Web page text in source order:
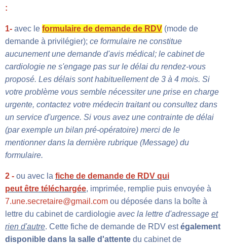
:
1- avec le formulaire de demande de RDV (mode de
demande à privilégier); ce formulaire ne constitue
aucunement une demande d'avis médical; le cabinet de
cardiologie ne s'engage pas sur le délai du rendez-vous
proposé. Les délais sont habituellement de 3 à 4 mois. Si
votre problème vous semble nécessiter une prise en charge
urgente, contactez votre médecin traitant ou consultez dans
un service d'urgence. Si vous avez une contrainte de délai
(par exemple un bilan pré-opératoire) merci de le
mentionner dans la dernière rubrique (Message) du
formulaire.
2 - ou avec la fiche de demande de RDV qui
peut être téléchargée, imprimée, remplie puis envoyée à
7.une.secretaire@gmail.com ou déposée dans la boîte à
lettre du cabinet de cardiologie avec la lettre d'adressage et
rien d'autre. Cette fiche de demande de RDV estégalement
disponible dans la salle d'attente du cabinet de